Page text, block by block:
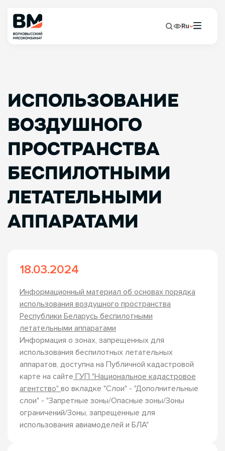
Ru
ИСПОЛЬЗОВАНИЕ
ВОЗДУШНОГО
ПРОСТРАНСТВА
БЕСПИЛОТНЫМИ
ЛЕТАТЕЛЬНЫМИ
АППАРАТАМИ
18.03.2024
Информационный материал об основах порядка
использования воздушного пространства
Республики Беларусь беспилотными
летательными аппаратами
Информация о зонах, запрещенных для
использования беспилотных летательных
аппаратов, доступна на Публичной кадастровой
карте на сайте ГУП "Национальное кадастровое
агентство" во вкладке "Слои" - "Дополнительные
слои" - "Запретные зоны/Опасные зоны/Зоны
ограничений/Зоны, запрещенные для
использования авиамоделей и БЛА"